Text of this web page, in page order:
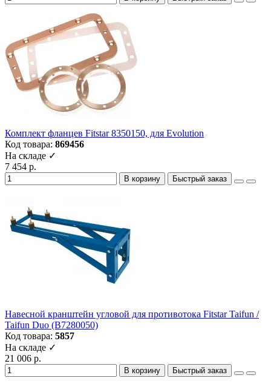
Комплект фланцев Fitstar 8350150, для Evolution
Код товара: 869456
На складе ✓
7 454 р.
В корзину Быстрый заказ
Навесной кранштейн угловой для противотока Fitstar Taifun /
Taifun Duo (B7280050)
Код товара: 5857
На складе ✓
21 006 р.
В корзину Быстрый заказ